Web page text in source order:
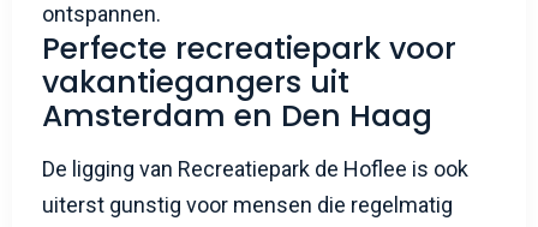
ontspannen.
Perfecte recreatiepark voor
vakantiegangers uit
Amsterdam en Den Haag
De ligging van Recreatiepark de Hoflee is ook
uiterst gunstig voor mensen die regelmatig